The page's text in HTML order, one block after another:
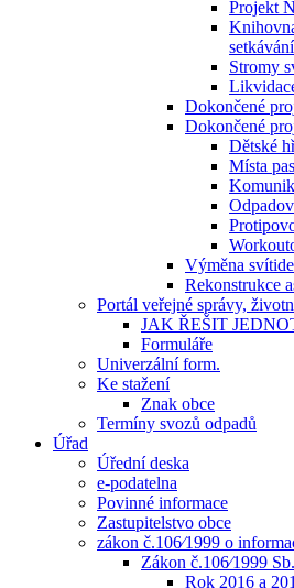
Projekt
setkávání
Stromy
Dokončené
Dokončené
Dětské
Místa
Výměna
Rekonstrukce
Portál veřejné správy,
JAK ŘEŠIT
Formuláře
Univerzální form.
Ke stažení
Znak obce
Termíny svozů odpadů
Úřad
Úřední deska
e-podatelna
Povinné informace
Zastupitelstvo obce
zákon č.106⁄1999 o
Zákon č.106⁄1999 Sb.
Rok 2016 a